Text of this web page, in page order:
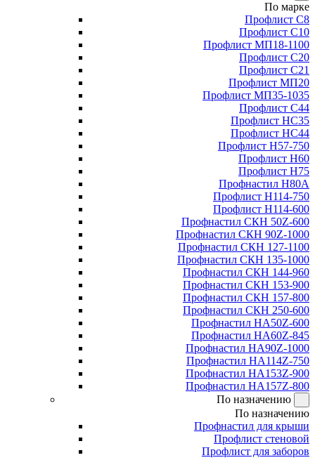
По марке
Профлист С8
Профлист С10
Профлист МП18-1100
Профлист С20
Профлист С21
Профлист МП20
Профлист МП35-1035
Профлист С44
Профлист НС35
Профлист НС44
Профлист Н57-750
Профлист Н60
Профлист Н75
Профнастил Н80А
Профлист Н114-750
Профлист Н114-600
Профнастил СКН 50Z-600
Профнастил СКН 90Z-1000
Профнастил СКН 127-1100
Профнастил СКН 135-1000
Профнастил СКН 144-960
Профнастил СКН 153-900
Профнастил СКН 157-800
Профнастил СКН 250-600
Профнастил НА50Z-600
Профнастил НА60Z-845
Профнастил НА90Z-1000
Профнастил НА114Z-750
Профнастил НА153Z-900
Профнастил НА157Z-800
По назначению
По назначению
Профнастил для крыши
Профлист стеновой
Профлист для заборов